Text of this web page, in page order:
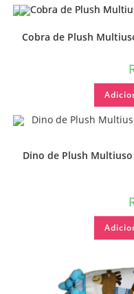
Cobra de Plush
Dino de Plush